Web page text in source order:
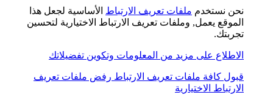
نحن نستخدم ملفات تعريف الارتباط الأساسية لجعل هذا
الموقع يعمل, وملفات تعريف الارتباط الاختيارية لتحسين
تجربتك.
الاطلاع على مزيد من المعلومات وتكوين تفضيلاتك
قبول كافة ملفات تعريف الارتباط رفض ملفات تعريف
الارتباط الاختيارية